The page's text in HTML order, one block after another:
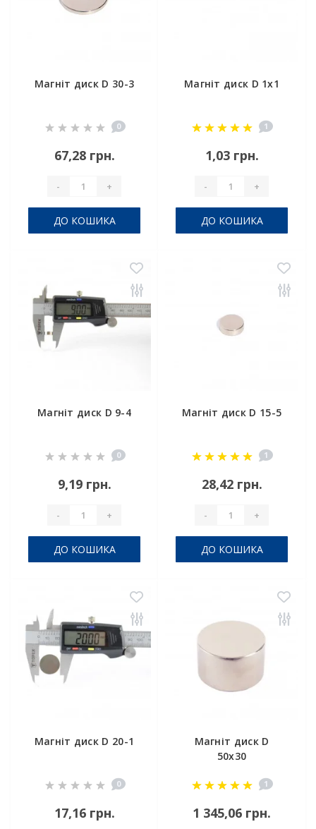
Магніт диск D 30-3
0
67,28 грн.
- +
ДО КОШИКА
Магніт диск D 1х1
1
1,03 грн.
- +
ДО КОШИКА
Магніт диск D 9-4
0
9,19 грн.
- +
ДО КОШИКА
Магніт диск D 15-5
1
28,42 грн.
- +
ДО КОШИКА
Магніт диск D 20-1
0
17,16 грн.
Магніт диск D
50x30
1
1 345,06 грн.